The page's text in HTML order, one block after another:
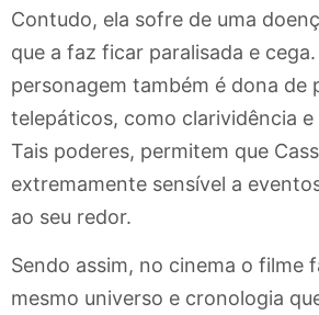
Contudo, ela sofre de uma
que a faz ficar paralisada e
personagem também é dona de
telepáticos, como clarividência
Tais poderes, permitem que
extremamente sensível a
ao seu redor.
Sendo assim, no cinema o filme
mesmo universo e cronologia